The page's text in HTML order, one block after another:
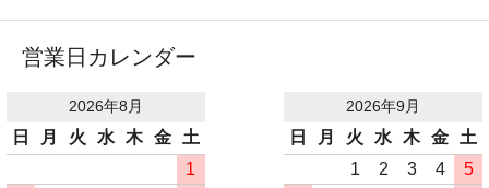
営業日カレンダー
2026年8月
日 月 火 水 木 金 土
1
2026年9月
日 月 火 水 木 金 土
1
2 3 4
5